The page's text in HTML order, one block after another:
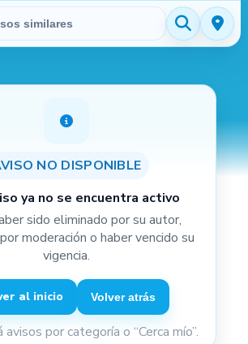
NO DISPONIBLE
ya no se encuentra activo
sido eliminado por su autor,
moderación o haber vencido su
vigencia.
al inicio Volver atrás
por categoría o “Cerca mío”.